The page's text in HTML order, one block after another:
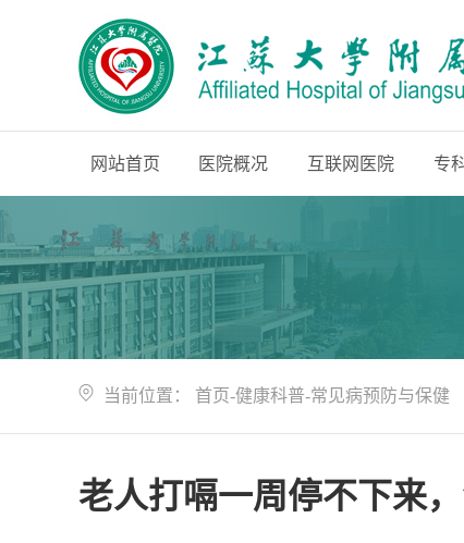
网站首页 医院概况 互联网医院 专
当前位置： 首页-健康科普-常见病预防与保健
老人打嗝一周停不下来